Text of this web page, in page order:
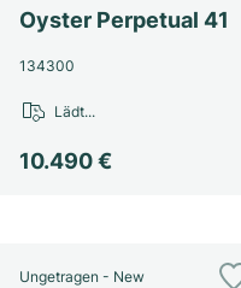
Oyster Perpetual 41
134300
10.490 €
Lädt...
Ungetragen - New